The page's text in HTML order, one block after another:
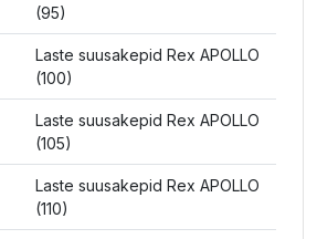
(95)
Laste suusakepid Rex APOLLO
(100)
Laste suusakepid Rex APOLLO
(105)
Laste suusakepid Rex APOLLO
(110)